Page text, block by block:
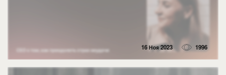
16 Ноя 2023 1996